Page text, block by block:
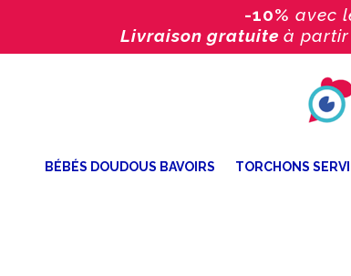
-10% avec
Livraison gratuite à partir
BÉBÉS DOUDOUS BAVOIRS TORCHONS